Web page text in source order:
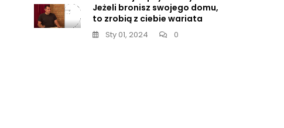
Jeżeli bronisz swojego domu,
to zrobią z ciebie wariata
Sty 01, 2024 0